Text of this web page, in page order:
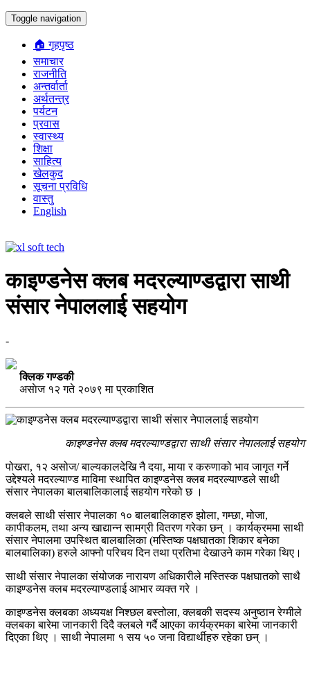
Toggle navigation
🏠 गृहपृष्ठ
समाचार
राजनीति
अन्तर्वार्ता
अर्थतन्त्र
पर्यटन
प्रवास
स्वास्थ्य
शिक्षा
साहित्य
खेलकुद
सूचना प्रविधि
वास्तु
English
काइण्डनेस क्लब मदरल्याण्डद्वारा साथी
संसार नेपाललाई सहयोग
-
क्लिक गण्डकी
असाेज १२ गते २०७९ मा प्रकाशित
काइण्डनेस क्लब मदरल्याण्डद्वारा साथी संसार नेपाललाई सहयोग
पोखरा, १२ असोज/ बाल्यकालदेखि नै दया, माया र करुणाको भाव जागृत गर्ने
उद्देश्यले मदरल्याण्ड माविमा स्थापित काइण्डनेस क्लब मदरल्याण्डले साथी
संसार नेपालका बालबालिकालाई सहयोग गरेको छ ।
क्लबले साथी संसार नेपालका १० बालबालिकाहरु झोला, गम्छा, मोजा,
कापीकलम, तथा अन्य खाद्यान्न सामग्री वितरण गरेका छन् । कार्यक्रममा साथी
संसार नेपालमा उपस्थित बालबालिका (मस्तिष्क पक्षघातका शिकार बनेका
बालबालिका) हरुले आफ्नो परिचय दिन तथा प्रतिभा देखाउने काम गरेका थिए।
साथी संसार नेपालका संयोजक नारायण अधिकारीले मस्तिस्क पक्षघातको साथै
काइण्डनेस क्लब मदरल्याण्डलाई आभार व्यक्त गरे ।
काइण्डनेस क्लबका अध्ययक्ष निश्छल बस्तोला, क्लबकी सदस्य अनुष्ठान रेग्मीले
क्लबका बारेमा जानकारी दिदै क्लबले गर्दै आएका कार्यक्रमका बारेमा जानकारी
दिएका थिए । साथी नेपालमा १ सय ५० जना विद्यार्थीहरु रहेका छन् ।